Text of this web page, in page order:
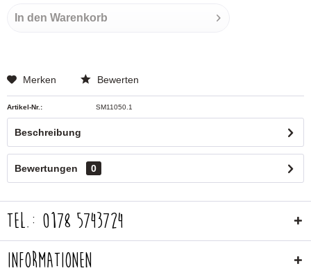
In den Warenkorb
Merken Bewerten
Artikel-Nr.: SM11050.1
Beschreibung
Bewertungen 0
Tel.: 0178 5743724
Informationen